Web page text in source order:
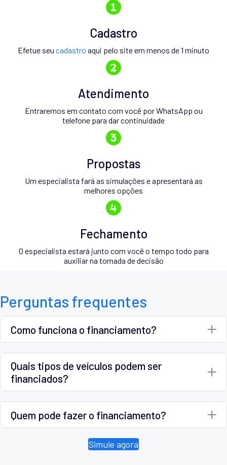
Cadastro
Efetue seu cadastro aqui pelo site em menos de 1 minuto
Atendimento
Entraremos em contato com você por WhatsApp ou
telefone para dar continuidade
Propostas
Um especialista fará as simulações e apresentará as
melhores opções
Fechamento
O especialista estará junto com você o tempo todo para
auxiliar na tomada de decisão
Perguntas frequentes
Como funciona o financiamento?
Quais tipos de veículos podem ser
financiados?
Quem pode fazer o financiamento?
Simule agora